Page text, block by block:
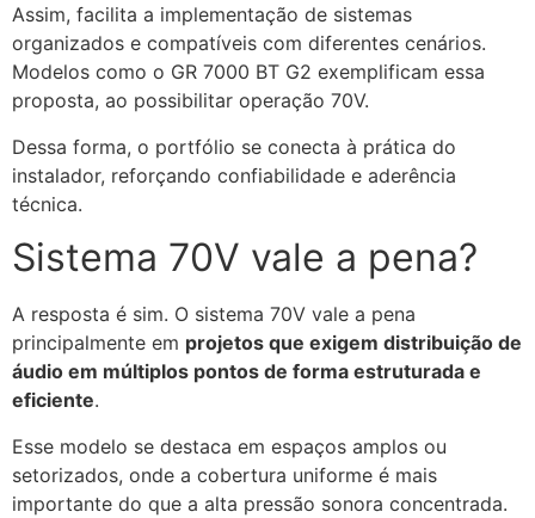
Assim, facilita a implementação de sistemas
organizados e compatíveis com diferentes cenários.
Modelos como o GR 7000 BT G2 exemplificam essa
proposta, ao possibilitar operação 70V.
Dessa forma, o portfólio se conecta à prática do
instalador, reforçando confiabilidade e aderência
técnica.
Sistema 70V vale a pena?
A resposta é sim. O sistema 70V vale a pena
principalmente em projetos que exigem distribuição de
áudio em múltiplos pontos de forma estruturada e
eficiente.
Esse modelo se destaca em espaços amplos ou
setorizados, onde a cobertura uniforme é mais
importante do que a alta pressão sonora concentrada.